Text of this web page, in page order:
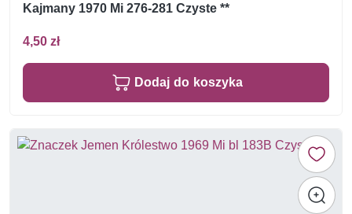
Kajmany 1970 Mi 276-281 Czyste **
4,50 zł
Dodaj do koszyka